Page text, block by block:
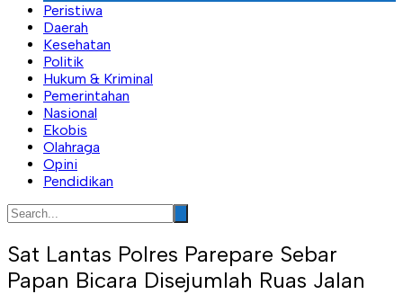
Peristiwa
Daerah
Kesehatan
Politik
Hukum & Kriminal
Pemerintahan
Nasional
Ekobis
Olahraga
Opini
Pendidikan
Sat Lantas Polres Parepare Sebar
Papan Bicara Disejumlah Ruas Jalan